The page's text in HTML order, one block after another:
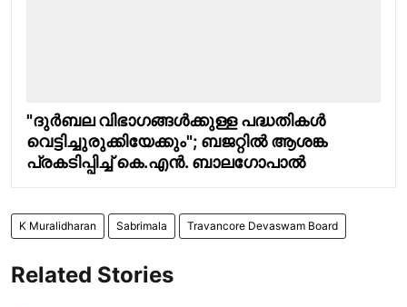
"ദുർബല വിഭാഗങ്ങൾക്കുള്ള പദ്ധതികൾ
വെട്ടിച്ചുരുക്കിയേക്കും"; ബജറ്റിൽ ആശങ്ക
പ്രകടിപ്പിച്ച് കെ.എൻ. ബാലഗോപാൽ
K Muralidharan Sabrimala Travancore Devaswam Board
Related Stories